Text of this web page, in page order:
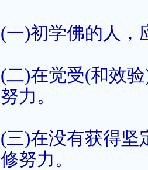
(一)初学佛的人，
(二)在觉受(和效
努力。
(三)在没有获得坚
修努力。